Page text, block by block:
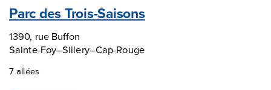
Parc des Trois-Saisons
1390, rue Buffon
Sainte-Foy–Sillery–Cap-Rouge
7 allées